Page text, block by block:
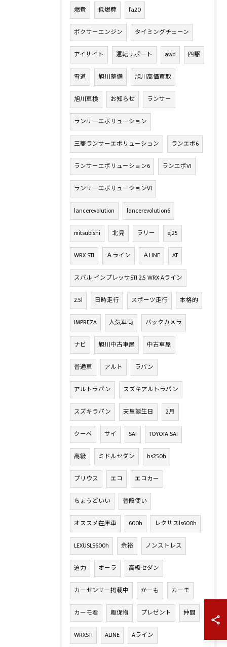
燃費 低燃費 fa20
ボクサーエンジン タイミングチェーン
アイサイト 運転サポート awd 四駆
雪道 旭川整備 旭川高価買取
旭川車検 お知らせ ランサー
ランサーエボリューション
三菱ランサーエボリューション ランエボ6
ランサーエボリューション6 ランエボVI
ランサーエボリューションVI
lancerevolution lancerevolution6
mitsubishi 北見 ラリー ej25
WRX STI Ａライン ＡLINE AT
スバル インプレッサSTI 2.5 WRX Aライン
2.5l 日時走行 スポーツ走行 本格的
IMPREZA 人気車両 バックカメラ
ナビ 旭川中古車屋 中古車屋
普通車 アルト ラパン
アルトラパン スズキアルトラパン
スズキラパン 天皇誕生日 2月
クーペ サイ SAI TOYOTA SAI
高級 ミドルセダン hs250h
プリウス エコ エコカー
ちょうどいい 普段使い
オススメ在庫車 600h レクサスls600h
LEXUSLS600h 余裕 ノンストレス
迫力 オーラ 高級セダン
カーセンサー掲載中 かーも カーモ
カーモ君 販促物 プレゼント 仲間
WRXSTI ALINE Aライン